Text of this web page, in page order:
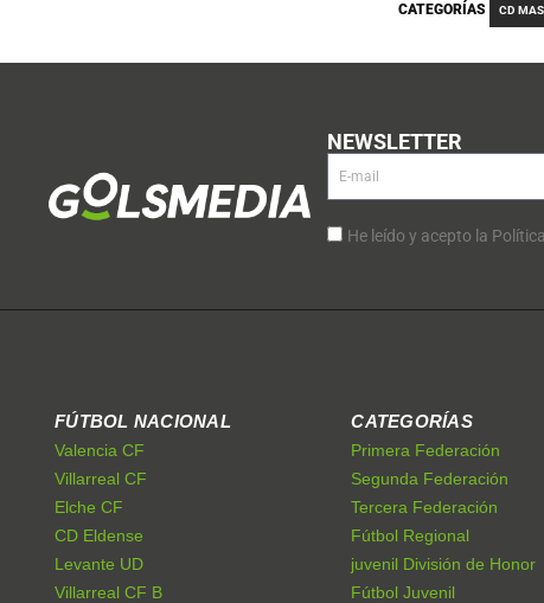
CATEGORÍAS CD
NEWSLETTER
He leído y acepto la
FÚTBOL NACIONAL
Valencia CF
Villarreal CF
Elche CF
CD Eldense
Levante UD
Villarreal CF B
CATEGORÍAS
Primera Federación
Segunda Federación
Tercera Federación
Fútbol Regional
juvenil División de Honor
Fútbol Juvenil